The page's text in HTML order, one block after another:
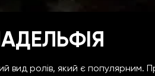
вид ролів, який є популярним.